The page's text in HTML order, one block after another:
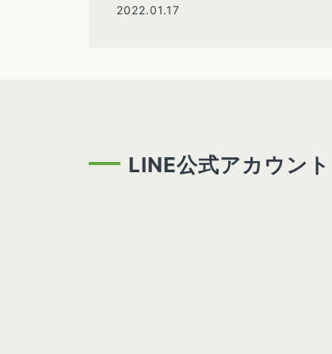
2022.01.17
LINE公式アカウント